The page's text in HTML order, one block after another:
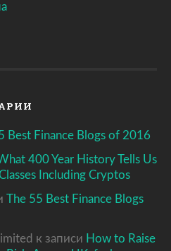
Best Finance Blogs of 2016
400 Year History Tells Us
Including Cryptos
The 55 Best Finance Blogs
к записи How to Raise